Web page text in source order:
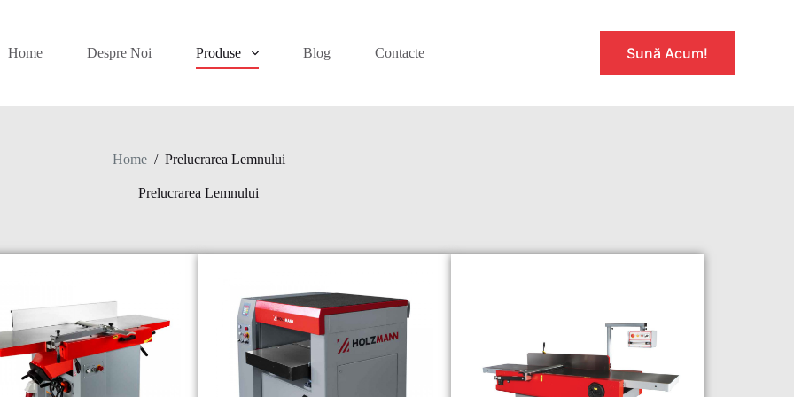
Home Despre Noi Produse Blog Contacte Sună Acum!
Home / Prelucrarea Lemnului
Prelucrarea Lemnului